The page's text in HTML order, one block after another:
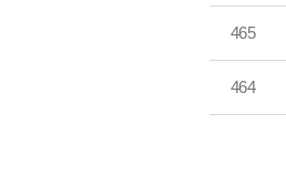
465
464